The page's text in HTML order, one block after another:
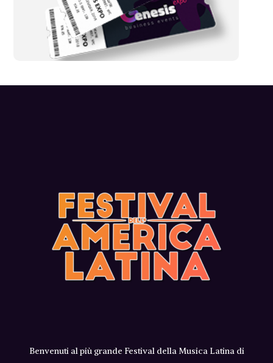
Benvenuti al più grande Festival della Musica Latina di